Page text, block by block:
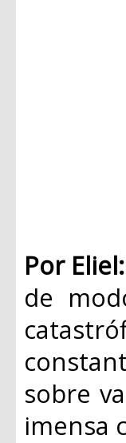
Por Eliel:
de
sobre
imensa